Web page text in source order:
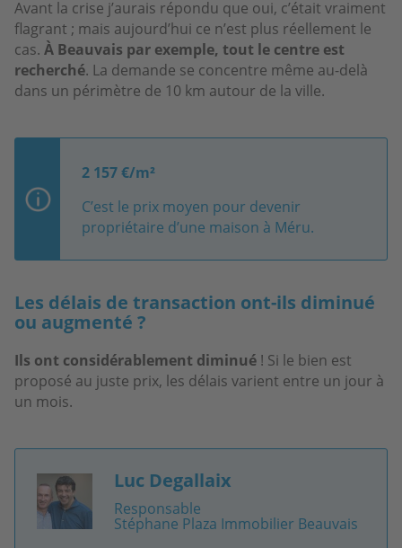
Avant la crise j’aurais répondu que oui, c’était vraiment
flagrant ; mais aujourd’hui ce n’est plus réellement le
cas. À Beauvais par exemple, tout le centre est
recherché. La demande se concentre même au-delà
dans un périmètre de 10 km autour de la ville.
2 157 €/m²
C’est le prix moyen pour devenir
propriétaire d’une maison à Méru.
Les délais de transaction ont-ils diminué
ou augmenté ?
Ils ont considérablement diminué ! Si le bien est
proposé au juste prix, les délais varient entre un jour à
un mois.
Image Luc Degallaix
Responsable
Stéphane Plaza Immobilier Beauvais